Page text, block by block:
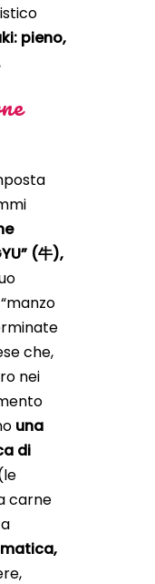
pieno,
(牛),
che,
nei
una
di
carne